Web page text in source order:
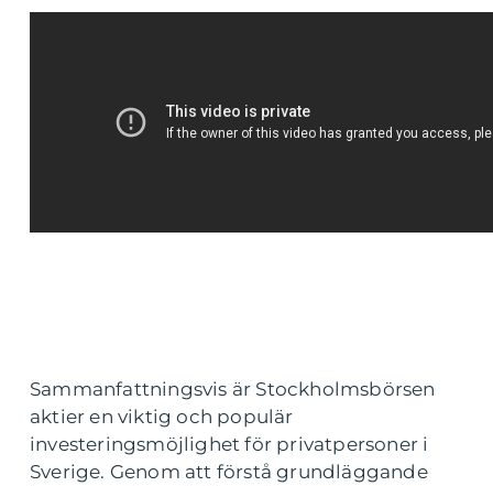
Sammanfattningsvis är Stockholmsbörsen
aktier en viktig och populär
investeringsmöjlighet för privatpersoner i
Sverige. Genom att förstå grundläggande